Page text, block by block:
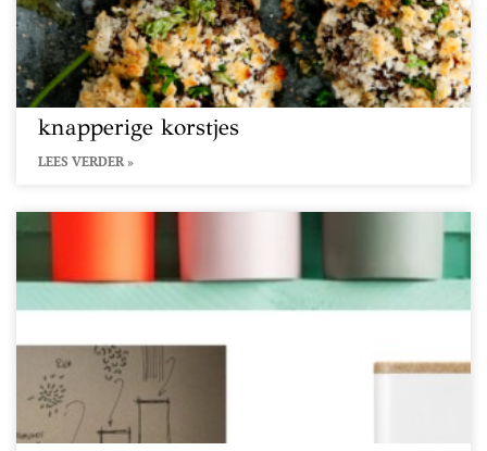
knapperige korstjes
LEES VERDER »